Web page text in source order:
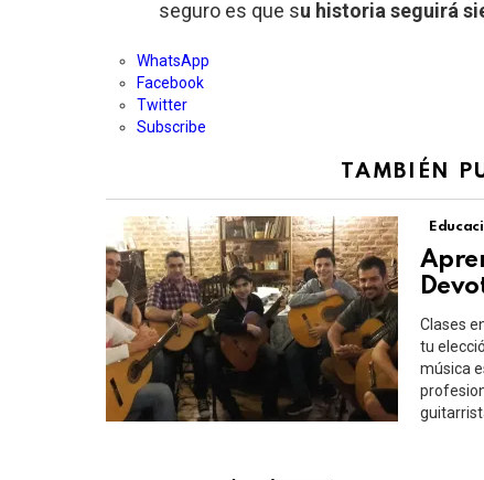
seguro es que su historia seguirá
WhatsApp
Facebook
Twitter
Subscribe
TAMBIÉN
Clases
tu
música